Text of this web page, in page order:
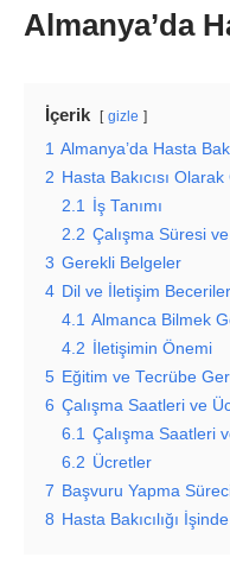
Almanya’da
İçerik gizle
1 Almanya’da Hasta
2 Hasta Bakıcısı
2.1
İş Tanımı
2.2 Çalışma Süresi
3 Gerekli Belgeler
4 Dil ve İletişim
4.1 Almanca Bilmek
4.2
İletişimin Önemi
5 Eğitim ve Tecrübe
6 Çalışma Saatleri ve
6.1 Çalışma Saatleri
6.2 Ücretler
7 Başvuru Yapma
8 Hasta Bakıcılığı